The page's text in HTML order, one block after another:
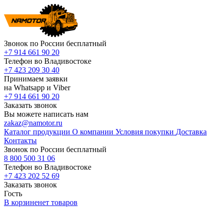
Звонок по России бесплатный
+7 914 661 90 20
Телефон во Владивостоке
+7 423 209 30 40
Принимаем заявки
на Whatsapp и Viber
+7 914 661 90 20
Заказать звонок
Вы можете написать нам
zakaz@namotor.ru
Каталог продукции О компании Условия покупки Доставка
Контакты
Звонок по России бесплатный
8 800 500 31 06
Телефон во Владивостоке
+7 423 202 52 69
Заказать звонок
Гость
В корзиненет товаров